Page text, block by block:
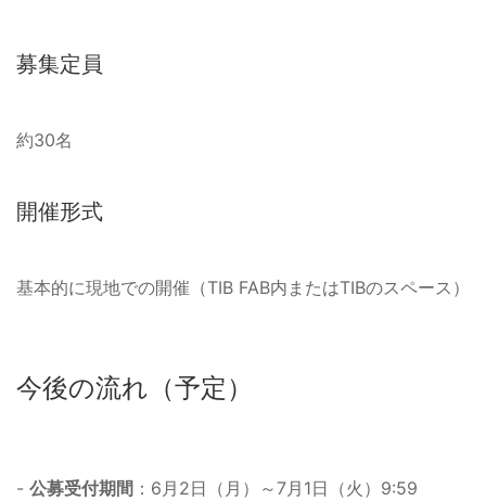
募集定員
約30名
開催形式
基本的に現地での開催（TIB FAB内またはTIBのスペース）
今後の流れ（予定）
- 公募受付期間 ：6月2日（月）～7月1日（火）9:59